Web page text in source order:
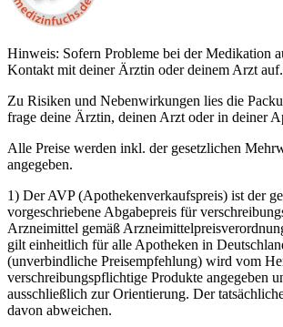
Hinweis: Sofern Probleme bei der Medikation
Kontakt mit deiner Ärztin oder deinem Arzt auf.
Zu Risiken und Nebenwirkungen lies die
frage deine Ärztin, deinen Arzt oder in deiner
Alle Preise werden inkl. der gesetzlichen
angegeben.
1) Der AVP (Apothekenverkaufspreis) ist der
vorgeschriebene Abgabepreis für
Arzneimittel gemäß
gilt einheitlich für alle Apotheken in
(unverbindliche Preisempfehlung) wird vom
verschreibungspflichtige Produkte angegeben
ausschließlich zur Orientierung. Der
davon abweichen.